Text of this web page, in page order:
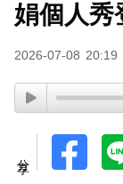
娟個人秀
2026-07-08 20:19